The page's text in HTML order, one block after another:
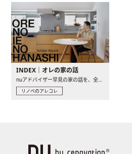
INDEX｜オレの家の話
リノベのアレコレ